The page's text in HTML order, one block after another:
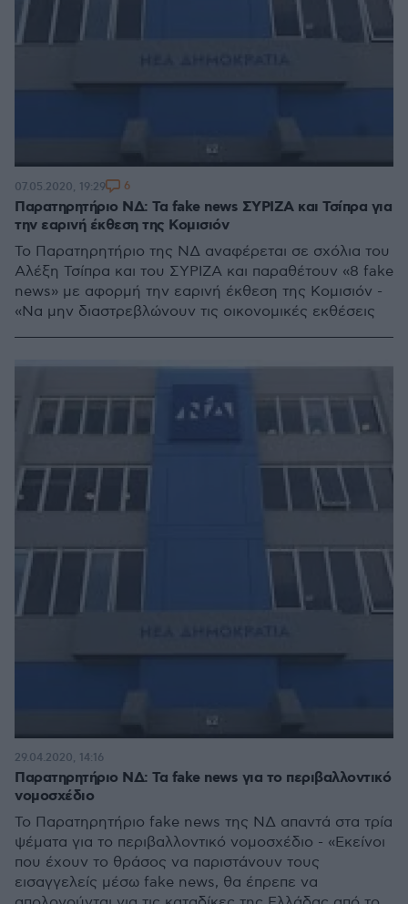
Παρατηρητήριο ΝΔ: Τα fake news ΣΥΡΙΖΑ και Τσίπρα για
την εαρινή έκθεση της Κομισιόν
Το Παρατηρητήριο της ΝΔ αναφέρεται σε σχόλια του
Αλέξη Τσίπρα και του ΣΥΡΙΖΑ και παραθέτουν «8 fake
news» με αφορμή την εαρινή έκθεση της Κομισιόν -
«Να μην διαστρεβλώνουν τις οικονομικές εκθέσεις
07.05.2020, 19:29 6
Παρατηρητήριο ΝΔ: Τα fake news για το περιβαλλοντικό
νομοσχέδιο
Το Παρατηρητήριο fake news της ΝΔ απαντά στα τρία
ψέματα για το περιβαλλοντικό νομοσχέδιο - «Εκείνοι
που έχουν το θράσος να παριστάνουν τους
εισαγγελείς μέσω fake news, θα έπρεπε να
29.04.2020, 14:16